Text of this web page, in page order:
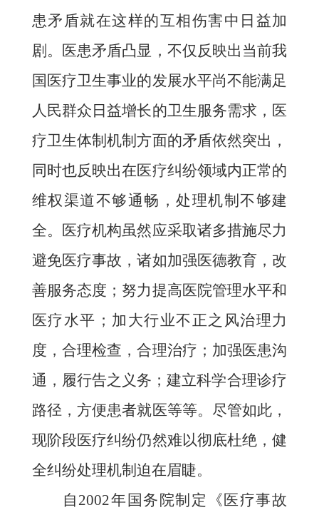
患矛盾就在这样的互相伤害中日益加
剧。医患矛盾凸显，不仅反映出当前我
国医疗卫生事业的发展水平尚不能满足
人民群众日益增长的卫生服务需求，医
疗卫生体制机制方面的矛盾依然突出，
同时也反映出在医疗纠纷领域内正常的
维权渠道不够通畅，处理机制不够建
全。医疗机构虽然应采取诸多措施尽力
避免医疗事故，诸如加强医德教育，改
善服务态度；努力提高医院管理水平和
医疗水平；加大行业不正之风治理力
度，合理检查，合理治疗；加强医患沟
通，履行告之义务；建立科学合理诊疗
路径，方便患者就医等等。尽管如此，
现阶段医疗纠纷仍然难以彻底杜绝，健
全纠纷处理机制迫在眉睫。
自 2002年国务院制定《医疗事故